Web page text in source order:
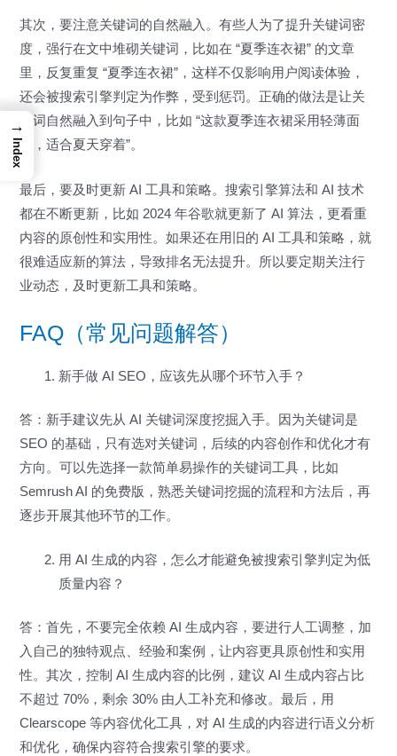
其次，要注意关键词的自然融入。有些人为了提升关键词密
度，强行在文中堆砌关键词，比如在 “夏季连衣裙” 的文章
里，反复重复 “夏季连衣裙”，这样不仅影响用户阅读体验，
还会被搜索引擎判定为作弊，受到惩罚。正确的做法是让关
键词自然融入到句子中，比如 “这款夏季连衣裙采用轻薄面
料，适合夏天穿着”。
最后，要及时更新 AI 工具和策略。搜索引擎算法和 AI 技术
都在不断更新，比如 2024 年谷歌就更新了 AI 算法，更看重
内容的原创性和实用性。如果还在用旧的 AI 工具和策略，就
很难适应新的算法，导致排名无法提升。所以要定期关注行
业动态，及时更新工具和策略。
FAQ（常见问题解答）
新手做 AI SEO，应该先从哪个环节入手？
答：新手建议先从 AI 关键词深度挖掘入手。因为关键词是
SEO 的基础，只有选对关键词，后续的内容创作和优化才有
方向。可以先选择一款简单易操作的关键词工具，比如
Semrush AI 的免费版，熟悉关键词挖掘的流程和方法后，再
逐步开展其他环节的工作。
用 AI 生成的内容，怎么才能避免被搜索引擎判定为低
质量内容？
答：首先，不要完全依赖 AI 生成内容，要进行人工调整，加
入自己的独特观点、经验和案例，让内容更具原创性和实用
性。其次，控制 AI 生成内容的比例，建议 AI 生成内容占比
不超过 70%，剩余 30% 由人工补充和修改。最后，用
Clearscope 等内容优化工具，对 AI 生成的内容进行语义分析
和优化，确保内容符合搜索引擎的要求。
→
Index